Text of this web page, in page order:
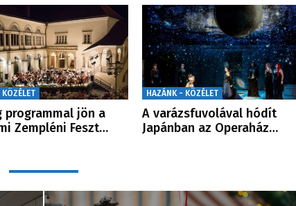
programmal jön a
Zempléni Feszt…
HAZÁNK - KÖZÉLET
A varázsfuvolával hódít
Japánban az Operaház…